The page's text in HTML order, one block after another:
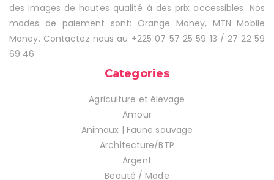
des images de hautes qualité à des prix accessibles. Nos
modes de paiement sont: Orange Money, MTN Mobile
Money. Contactez nous au +225 07 57 25 59 13 / 27 22 59
69 46
Categories
Agriculture et élevage
Amour
Animaux | Faune sauvage
Architecture/BTP
Argent
Beauté / Mode